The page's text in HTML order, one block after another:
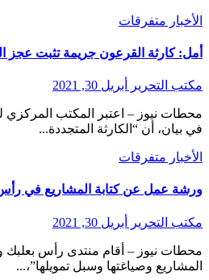
الأخبار متفرقات
أمل: كارثة القرعون جريمة تثبت عجز
مكتب التحرير أبريل 30, 2021
محطات نيوز – اعتبر المكتب المركزي للخدمات في حركة “أمل”،
في بيان، أن “الكارثة المتجددة...
الأخبار متفرقات
ورشة عمل عن كتابة المشاريع في
مكتب التحرير أبريل 30, 2021
محطات نيوز – أقام منتدى رأس بعلبك ورشة عمل بعنوان “كتابة
المشاريع وصياغتها وسبل تمويلها”،...